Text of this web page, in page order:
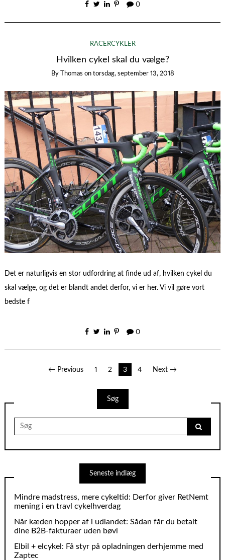
0
RACERCYKLER
Hvilken cykel skal du vælge?
By Thomas on torsdag, september 13, 2018
Det er naturligvis en stor udfordring at finde ud af, hvilken cykel du
skal vælge, og det er blandt andet derfor, vi er her. Vi vil gøre vort
bedste f
0
Indlægsinddeling
← Previous 1 2 3 4 Next →
Søg
Search
for:
Seneste indlæg
Mindre madstress, mere cykeltid: Derfor giver RetNemt
mening i en travl cykelhverdag
Når kæden hopper af i udlandet: Sådan får du betalt
dine B2B‑fakturaer uden bøvl
Elbil + elcykel: Få styr på opladningen derhjemme med
Zaptec